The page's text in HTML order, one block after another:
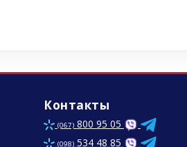
Контакты
(067) 800 95 05
(098) 534 48 85